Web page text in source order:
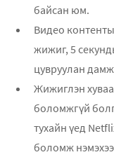
байсан юм.
Видео
жижиг, 5
цувруулан
Жижиглэн
боломжгүй
тухайн үед
боломж